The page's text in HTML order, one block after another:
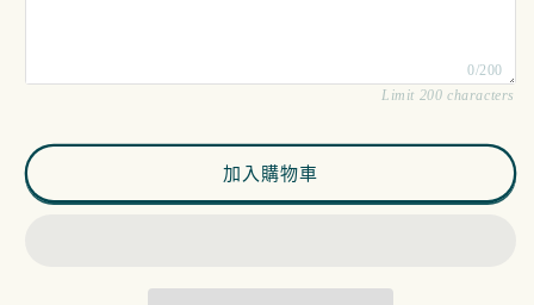
4pm - 7pm
0/200
Limit 200 characters
加入購物車